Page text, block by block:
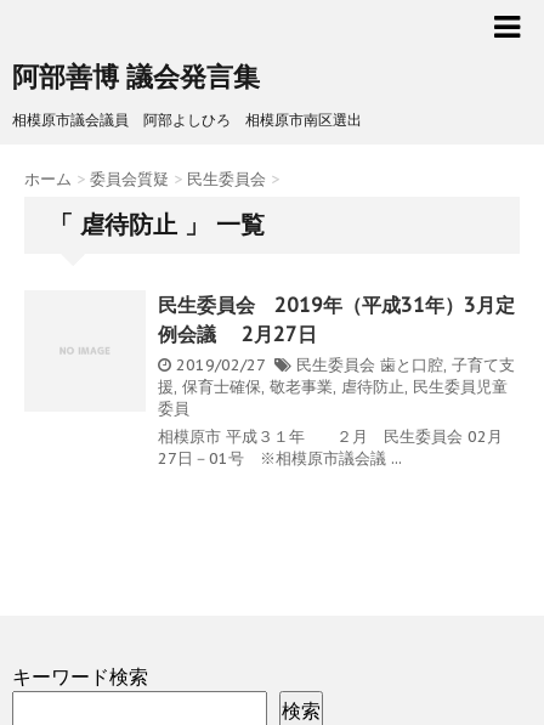
阿部善博 議会発言集
相模原市議会議員 阿部よしひろ 相模原市南区選出
ホーム > 委員会質疑 > 民生委員会 >
「 虐待防止 」 一覧
民生委員会 2019年（平成31年）3月定
例会議 2月27日
2019/02/27 民生委員会 歯と口腔, 子育て支
援, 保育士確保, 敬老事業, 虐待防止, 民生委員児童
委員
相模原市 平成３１年 ２月 民生委員会 02月
27日－01号 ※相模原市議会議 ...
キーワード検索
検索